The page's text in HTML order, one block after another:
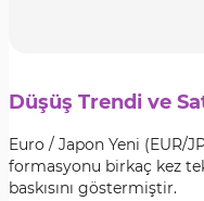
Düşüş Trendi ve
Euro / Japon Yeni (EUR/
formasyonu birkaç kez
baskısını göstermiştir.